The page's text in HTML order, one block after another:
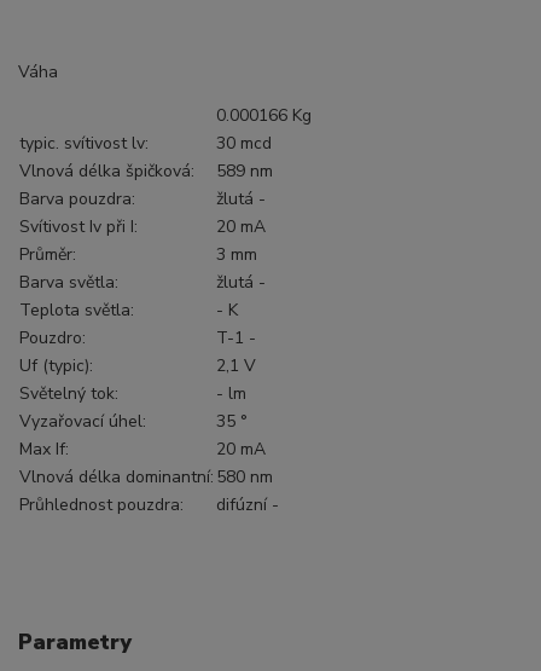
Váha
0.000166 Kg
typic. svítivost lv:
30 mcd
Vlnová délka špičková:
589 nm
Barva pouzdra:
žlutá -
Svítivost Iv při I:
20 mA
Průměr:
3 mm
Barva světla:
žlutá -
Teplota světla:
- K
Pouzdro:
T-1 -
Uf (typic):
2,1 V
Světelný tok:
- lm
Vyzařovací úhel:
35 °
Max If:
20 mA
Vlnová délka dominantní: 580 nm
Průhlednost pouzdra:
difúzní -
Parametry